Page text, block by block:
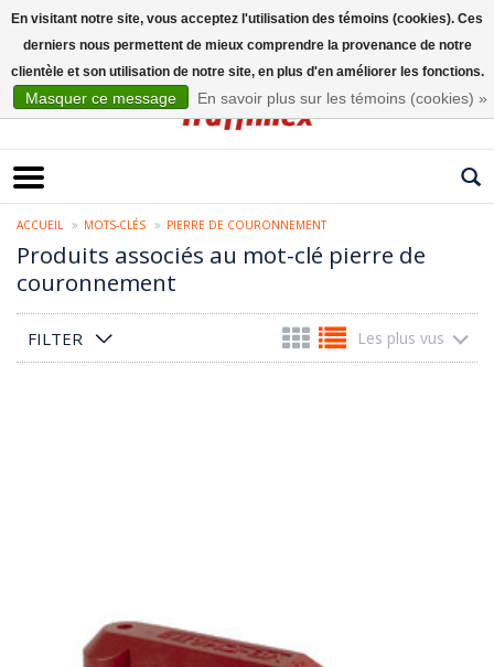
ACCUEIL MOTS-CLÉS PIERRE DE COURONNEMENT
Produits associés au mot-clé pierre de
couronnement
FILTER Les plus vus
En visitant notre site, vous acceptez l'utilisation des témoins (cookies). Ces
derniers nous permettent de mieux comprendre la provenance de notre
clientèle et son utilisation de notre site, en plus d'en améliorer les fonctions.
Masquer ce message En savoir plus sur les témoins (cookies) »